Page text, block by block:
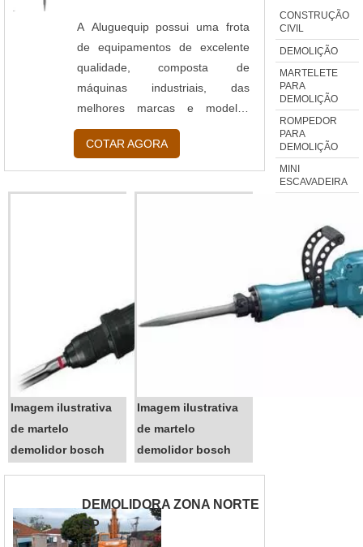
A Aluguequip possui uma frota
de equipamentos de excelente
qualidade, composta de
máquinas industriais, das
melhores marcas e modelos
existentes no mercado, como o
Martelo Demolidor 17Kg. Ou
seja, os produtos oferecidos para
os clientes são de primeira linha.
COTAR AGORA
Imagem ilustrativa
de martelo
demolidor bosch
Imagem ilustrativa
de martelo
demolidor bosch
DEMOLIDORA ZONA NORTE
SP
CONSTRUÇÃO
CIVIL
DEMOLIÇÃO
MARTELETE
PARA
DEMOLIÇÃO
ROMPEDOR
PARA
DEMOLIÇÃO
MINI
ESCAVADEIRA